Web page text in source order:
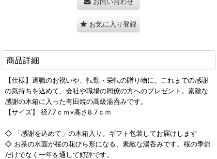
お気に入り登録
商品詳細
【仕様】退職のお祝いや、転勤・栄転の贈り物に。これまでの感謝
の気持ちを込めて、会社や職場の同僚の方へのプレゼント。素敵な
感謝の木箱に入った有田焼の高級湯呑みです。
【サイズ】 径7.7ｃｍ×高さ8.7ｃｍ
◇ 「感謝を込めて」の木箱入り。ギフト包装してお届けします
◇ お茶の水面が桜の花びら形になる、素敵な湯呑みです。桜の季節
だけでなく一年を通して好評です。